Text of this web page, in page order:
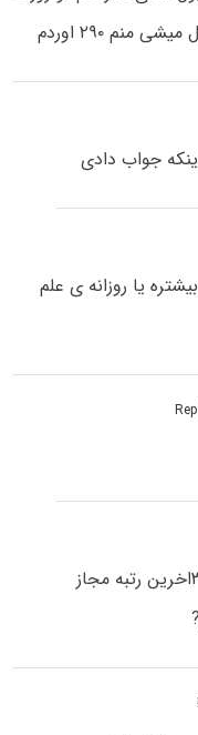
۲۹۰ اوردم
جواب دادی
یا روزانه ی علم
سلام بچه ها کسی میدونه که با رتبه ۳۰۰۰اخرین رتبه مجاز